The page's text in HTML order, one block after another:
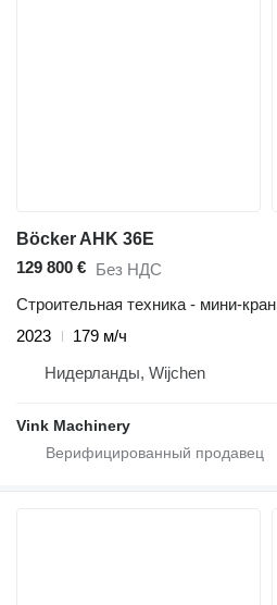
Böcker AHK 36E
129 800 € Без НДС
Строительная техника - мини-кран
2023
179 м/ч
Нидерланды, Wijchen
Vink Machinery